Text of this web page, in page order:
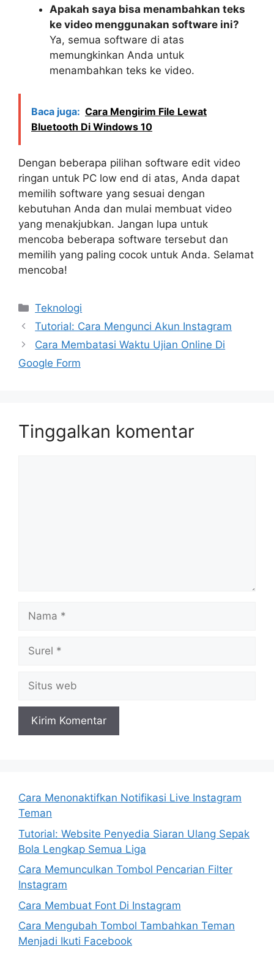
Apakah saya bisa menambahkan teks
ke video menggunakan software ini?
Ya, semua software di atas
memungkinkan Anda untuk
menambahkan teks ke video.
Baca juga: Cara Mengirim File Lewat
Bluetooth Di Windows 10
Dengan beberapa pilihan software edit video
ringan untuk PC low end di atas, Anda dapat
memilih software yang sesuai dengan
kebutuhan Anda dan mulai membuat video
yang menakjubkan. Jangan lupa untuk
mencoba beberapa software tersebut dan
memilih yang paling cocok untuk Anda. Selamat
mencoba!
Kategori
Teknologi
Tutorial: Cara Mengunci Akun Instagram
Cara Membatasi Waktu Ujian Online Di
Google Form
Tinggalkan komentar
Nama
Surel
Situs
web
Cara Menonaktifkan Notifikasi Live Instagram
Teman
Tutorial: Website Penyedia Siaran Ulang Sepak
Bola Lengkap Semua Liga
Cara Memunculkan Tombol Pencarian Filter
Instagram
Cara Membuat Font Di Instagram
Cara Mengubah Tombol Tambahkan Teman
Menjadi Ikuti Facebook